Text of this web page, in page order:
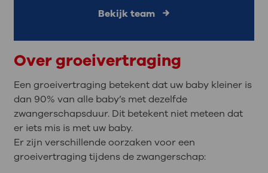
Bekijk team
Over groeivertraging
Een groeivertraging betekent dat uw baby kleiner is
dan 90% van alle baby’s met dezelfde
zwangerschapsduur. Dit betekent niet meteen dat
er iets mis is met uw baby.
Er zijn verschillende oorzaken voor een
groeivertraging tijdens de zwangerschap: